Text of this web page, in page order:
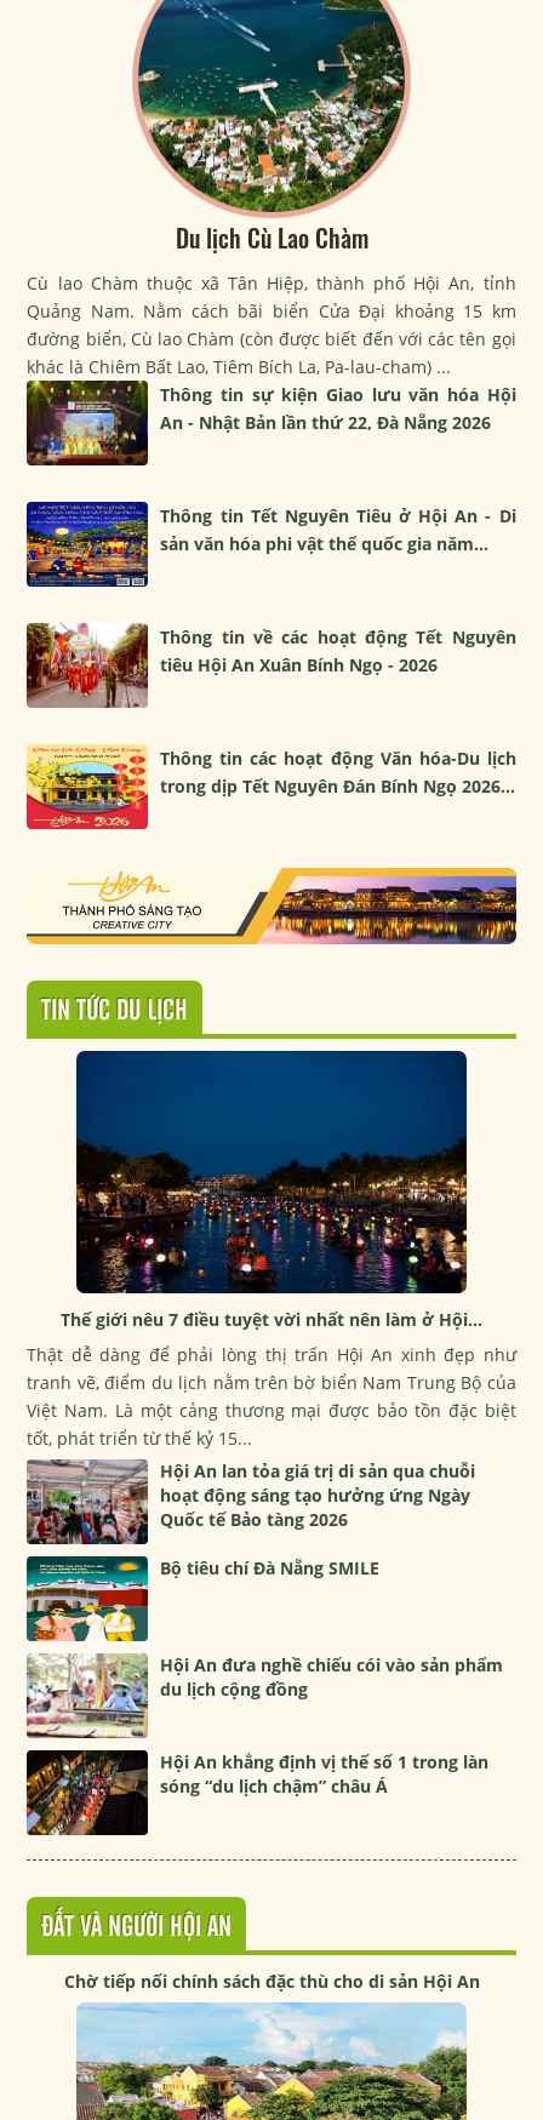
Du lịch Cù Lao Chàm
Cù lao Chàm thuộc xã Tân Hiệp, thành phố Hội An, tỉnh
Quảng Nam. Nằm cách bãi biển Cửa Đại khoảng 15 km
đường biển, Cù lao Chàm (còn được biết đến với các tên gọi
khác là Chiêm Bất Lao, Tiêm Bích La, Pa-lau-cham) ...
Thông tin sự kiện Giao lưu văn hóa Hội
An - Nhật Bản lần thứ 22, Đà Nẵng 2026
Thông tin Tết Nguyên Tiêu ở Hội An - Di
sản văn hóa phi vật thể quốc gia năm...
Thông tin về các hoạt động Tết Nguyên
tiêu Hội An Xuân Bính Ngọ - 2026
Thông tin các hoạt động Văn hóa-Du lịch
trong dịp Tết Nguyên Đán Bính Ngọ 2026...
TIN TỨC DU LỊCH
Thế giới nêu 7 điều tuyệt vời nhất nên làm ở Hội...
Thật dễ dàng để phải lòng thị trấn Hội An xinh đẹp như
tranh vẽ, điểm du lịch nằm trên bờ biển Nam Trung Bộ của
Việt Nam. Là một cảng thương mại được bảo tồn đặc biệt
tốt, phát triển từ thế kỷ 15...
Hội An lan tỏa giá trị di sản qua chuỗi
hoạt động sáng tạo hưởng ứng Ngày
Quốc tế Bảo tàng 2026
Bộ tiêu chí Đà Nẵng SMILE
Hội An đưa nghề chiếu cói vào sản phẩm
du lịch cộng đồng
Hội An khẳng định vị thế số 1 trong làn
sóng “du lịch chậm” châu Á
ĐẤT VÀ NGƯỜI HỘI AN
Chờ tiếp nối chính sách đặc thù cho di sản Hội An